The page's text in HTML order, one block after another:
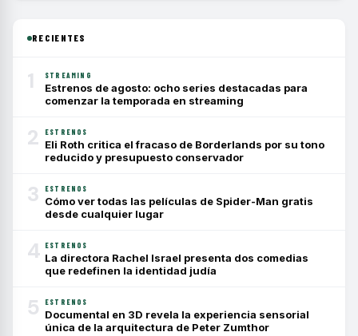
RECIENTES
1 STREAMING
Estrenos de agosto: ocho series destacadas para
comenzar la temporada en streaming
2 ESTRENOS
Eli Roth critica el fracaso de Borderlands por su tono
reducido y presupuesto conservador
3 ESTRENOS
Cómo ver todas las películas de Spider-Man gratis
desde cualquier lugar
4 ESTRENOS
La directora Rachel Israel presenta dos comedias
que redefinen la identidad judía
5 ESTRENOS
Documental en 3D revela la experiencia sensorial
única de la arquitectura de Peter Zumthor